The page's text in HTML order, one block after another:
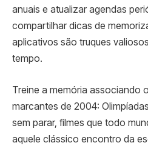
anuais e atualizar agendas
compartilhar dicas de
aplicativos são truques
tempo.
Treine a memória associando
marcantes de 2004:
sem parar, filmes que todo
aquele clássico encontro da